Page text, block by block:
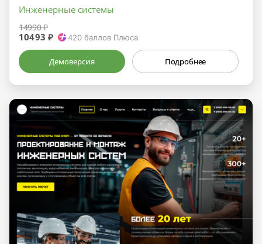
Инженерные системы
14990 ₽
10493 ₽ 420 баллов Плюса
Демоверсия Подробнее